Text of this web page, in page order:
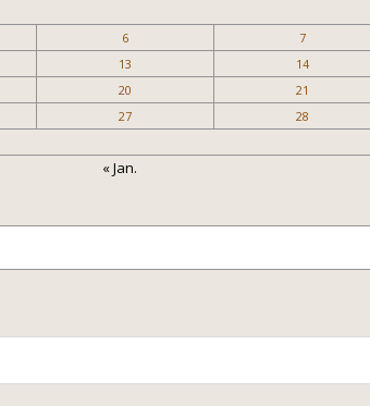
6 7
13 14
20 21
27 28
« Jan.